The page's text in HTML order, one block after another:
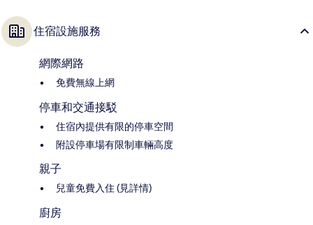
住宿設施服務
網際網路
免費無線上網
停車和交通接駁
住宿內提供有限的停車空間
附設停車場有限制車輛高度
親子
兒童免費入住 (見詳情)
廚房